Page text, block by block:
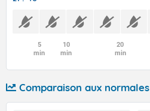
5
min
10
min
20
min
Comparaison aux normales